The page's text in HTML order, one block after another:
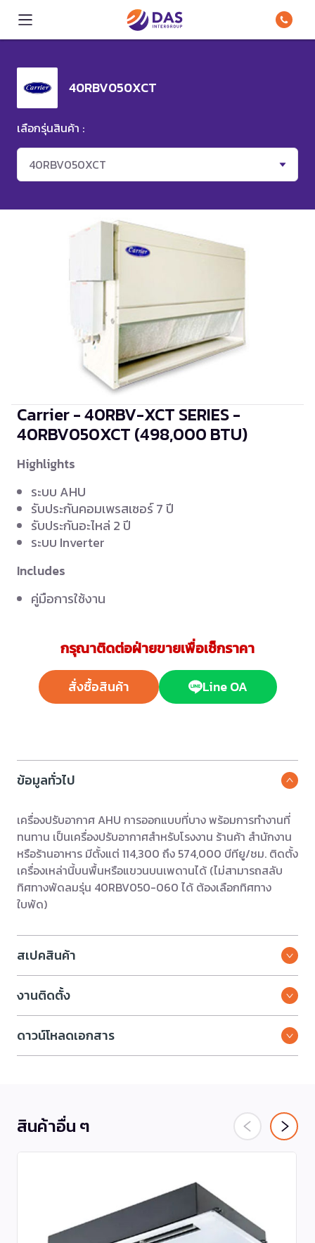
40RBV050XCT
เลือกรุ่นสินค้า :
40RBV050XCT
Carrier - 40RBV-XCT SERIES -
40RBV050XCT (498,000 BTU)
Highlights
ระบบ AHU
รับประกันคอมเพรสเซอร์ 7 ปี
รับประกันอะไหล่ 2 ปี
ระบบ Inverter
Includes
คู่มือการใช้งาน
กรุณาติดต่อฝ่ายขายเพื่อเช็กราคา
สั่งซื้อสินค้า Line OA
ข้อมูลทั่วไป
เครื่องปรับอากาศ AHU การออกแบบที่บาง พร้อมการทำงานที่
ทนทาน เป็นเครื่องปรับอากาศสำหรับโรงงาน ร้านค้า สำนักงาน
หรือร้านอาหาร มีตั้งแต่ 114,300 ถึง 574,000 บีทียู/ชม. ติดตั้ง
เครื่องเหล่านี้บนพื้นหรือแขวนบนเพดานได้ (ไม่สามารถสลับ
ทิศทางพัดลมรุ่น 40RBV050-060 ได้ ต้องเลือกทิศทาง
ใบพัด)
สเปคสินค้า
งานติดตั้ง
ดาวน์โหลดเอกสาร
สินค้าอื่น ๆ